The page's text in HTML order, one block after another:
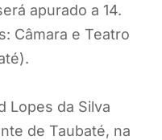
apurado a 14.
Câmara e Teatro
Lopes da Silva
de Taubaté, na